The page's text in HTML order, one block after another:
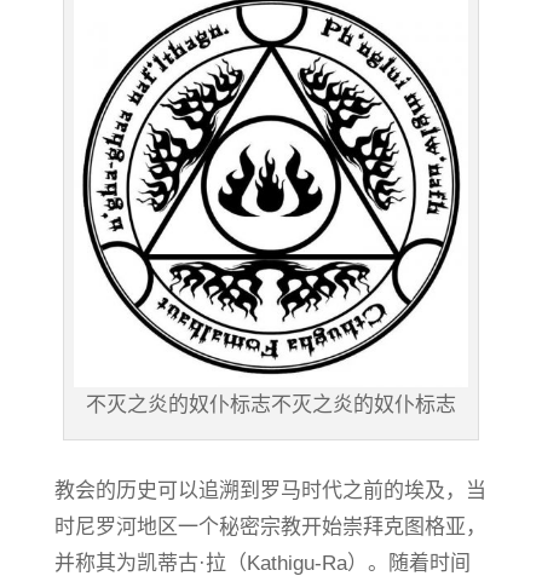
不灭之炎的奴仆标志不灭之炎的奴仆标志
教会的历史可以追溯到罗马时代之前的埃及，当
时尼罗河地区一个秘密宗教开始崇拜克图格亚，
并称其为凯蒂古·拉（Kathigu-Ra）。随着时间